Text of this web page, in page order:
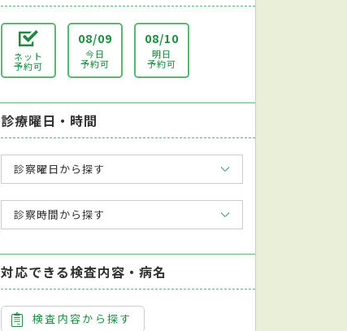
ネット
予約可
08/09
今日
予約可
08/10
明日
予約可
診療曜日・時間
診察曜日から探す
診察時間から探す
対応できる検査内容・病名
検査内容から探す